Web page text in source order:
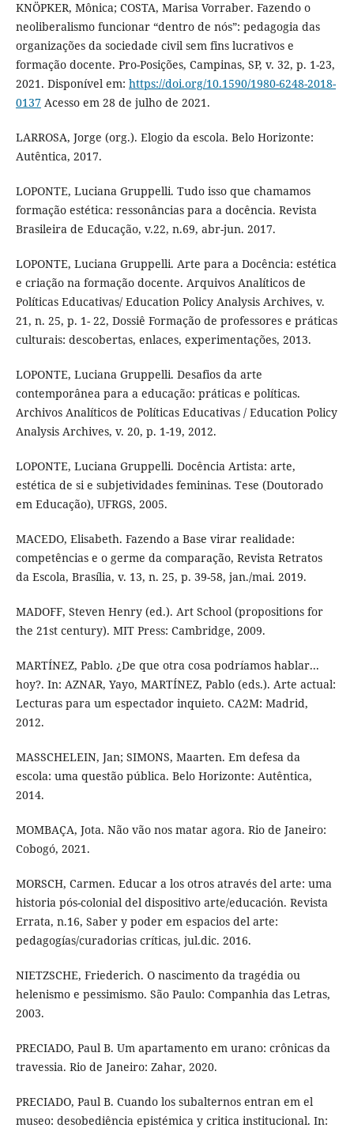
KNÖPKER, Mônica; COSTA, Marisa Vorraber. Fazendo o
neoliberalismo funcionar “dentro de nós”: pedagogia das
organizações da sociedade civil sem fins lucrativos e
formação docente. Pro-Posições, Campinas, SP, v. 32, p. 1-23,
2021. Disponível em: https://doi.org/10.1590/1980-6248-2018-
0137Acesso em 28 de julho de 2021.
LARROSA, Jorge (org.). Elogio da escola. Belo Horizonte:
Autêntica, 2017.
LOPONTE, Luciana Gruppelli. Tudo isso que chamamos
formação estética: ressonâncias para a docência. Revista
Brasileira de Educação, v.22, n.69, abr-jun. 2017.
LOPONTE, Luciana Gruppelli. Arte para a Docência: estética
e criação na formação docente. Arquivos Analíticos de
Políticas Educativas/ Education Policy Analysis Archives, v.
21, n. 25, p. 1- 22, Dossiê Formação de professores e práticas
culturais: descobertas, enlaces, experimentações, 2013.
LOPONTE, Luciana Gruppelli. Desafios da arte
contemporânea para a educação: práticas e políticas.
Archivos Analíticos de Políticas Educativas / Education Policy
Analysis Archives, v. 20, p. 1-19, 2012.
LOPONTE, Luciana Gruppelli. Docência Artista: arte,
estética de si e subjetividades femininas. Tese (Doutorado
em Educação), UFRGS, 2005.
MACEDO, Elisabeth. Fazendo a Base virar realidade:
competências e o germe da comparação, Revista Retratos
da Escola, Brasília, v. 13, n. 25, p. 39-58, jan./mai. 2019.
MADOFF, Steven Henry (ed.). Art School (propositions for
the 21st century). MIT Press: Cambridge, 2009.
MARTÍNEZ, Pablo. ¿De que otra cosa podríamos hablar...
hoy?. In: AZNAR, Yayo, MARTÍNEZ, Pablo (eds.). Arte actual:
Lecturas para um espectador inquieto. CA2M: Madrid,
2012.
MASSCHELEIN, Jan; SIMONS, Maarten. Em defesa da
escola: uma questão pública. Belo Horizonte: Autêntica,
2014.
MOMBAÇA, Jota. Não vão nos matar agora. Rio de Janeiro:
Cobogó, 2021.
MORSCH, Carmen. Educar a los otros através del arte: uma
historia pós-colonial del dispositivo arte/educación. Revista
Errata, n.16, Saber y poder em espacios del arte:
pedagogías/curadorias críticas, jul.dic. 2016.
NIETZSCHE, Friederich. O nascimento da tragédia ou
helenismo e pessimismo. São Paulo: Companhia das Letras,
2003.
PRECIADO, Paul B. Um apartamento em urano: crônicas da
travessia. Rio de Janeiro: Zahar, 2020.
PRECIADO, Paul B. Cuando los subalternos entran em el
museo: desobediência epistémica y critica institucional. In: